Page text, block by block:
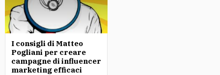
I consigli di Matteo
Pogliani per creare
campagne di influencer
marketing efficaci